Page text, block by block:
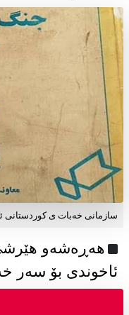
سازمانی خەبات ی كوردستانی
هەڕەشەو
ئاخوندی بۆ سەر